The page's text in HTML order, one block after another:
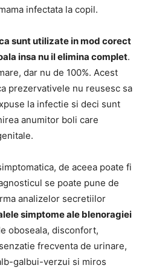
infectata la copil.
sunt utilizate in mod corect
insa nu il elimina complet.
dar nu de 100%. Acest
prezervativele nu reusesc sa
la infectie si deci sunt
anumitor boli care
de aceea poate fi
se poate pune de
analizelor secretiilor
simptome ale blenoragiei
oboseala, disconfort,
frecventa de urinare,
galbui-verzui si miros